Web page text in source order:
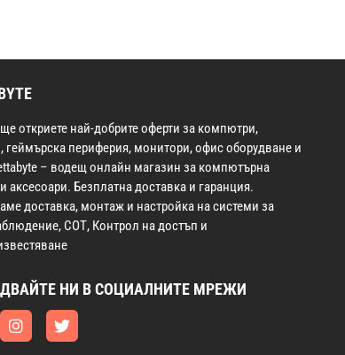
откриете най-добрите оферти за компютри,
геймърска периферия, монитори, офис оборудване и
– водещ онлайн магазин за компютърна
аксесоари. Безплатна доставка и гаранция.
доставка, монтаж и настройка на системи за
СОТ, Контрол на достъп и
НИ В СОЦИАЛНИТЕ МРЕЖИ